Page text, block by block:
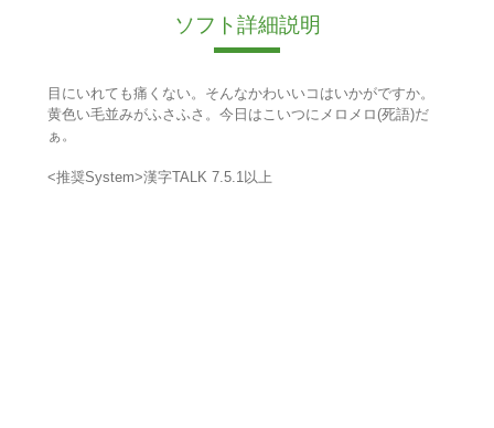
ソフト詳細説明
目にいれても痛くない。そんなかわいいコはいかがですか。
黄色い毛並みがふさふさ。今日はこいつにメロメロ(死語)だ
ぁ。
<推奨System>漢字TALK 7.5.1以上